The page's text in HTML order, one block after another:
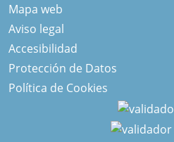
Mapa web
Aviso legal
Accesibilidad
Protección de Datos
Política de Cookies